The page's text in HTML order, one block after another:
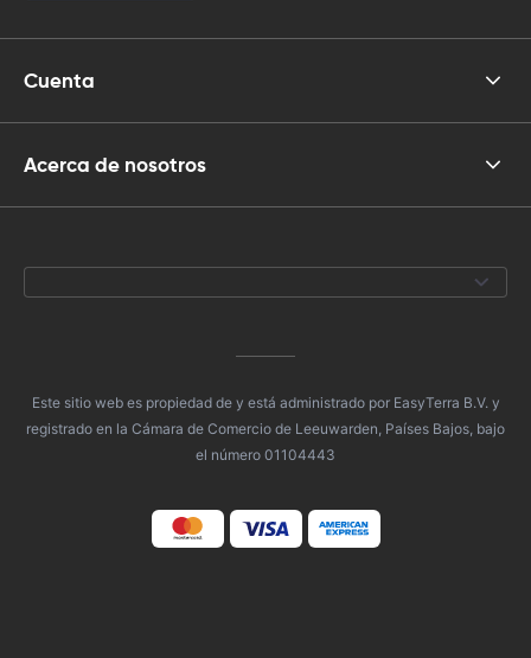
Cuenta
Acerca de nosotros
Este sitio web es propiedad de y está administrado por EasyTerra B.V. y
registrado en la Cámara de Comercio de Leeuwarden, Países Bajos, bajo
el número 01104443